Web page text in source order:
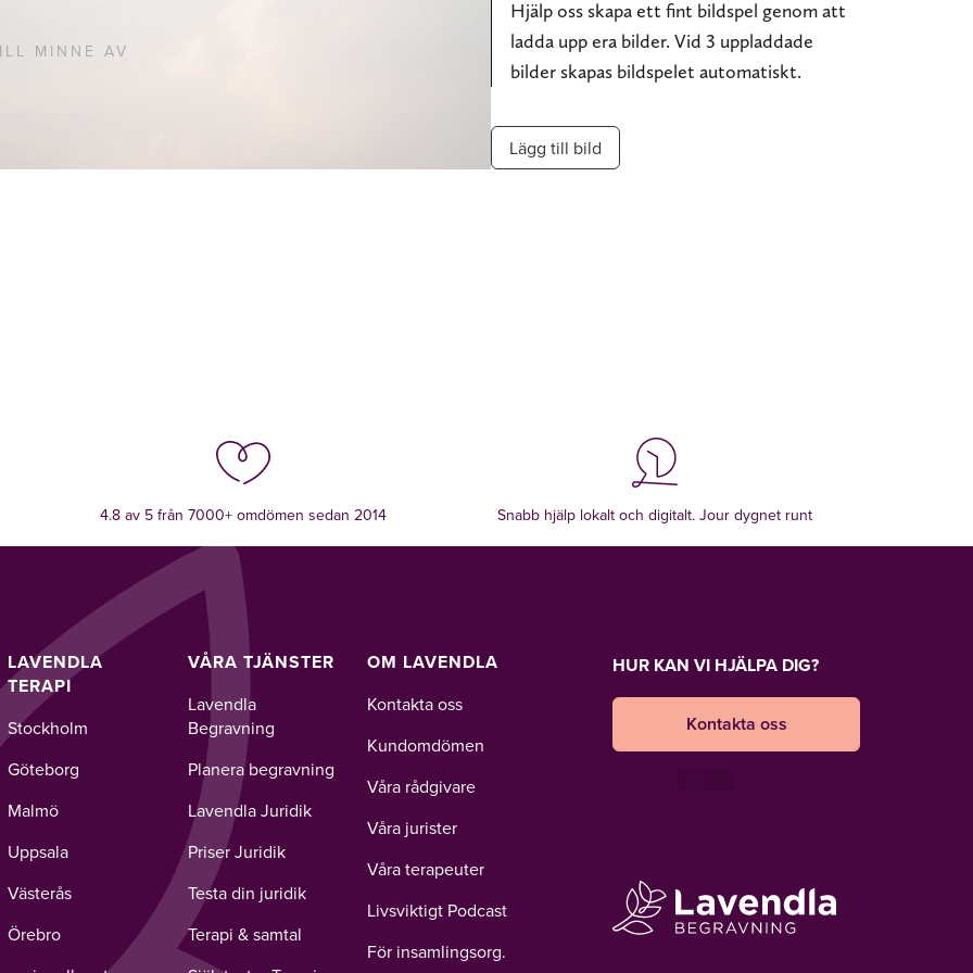
MINNE AV
Hjälp oss skapa ett fint bildspel genom att
ladda upp era bilder. Vid 3 uppladdade
bilder skapas bildspelet automatiskt.
Lägg till bild
4.8 av 5 från 7000+ omdömen sedan 2014 Snabb hjälp lokalt och digitalt. Jour dygnet runt
LAVENDLA
TERAPI
Stockholm
Göteborg
Malmö
Uppsala
Västerås
Örebro
VÅRA TJÄNSTER
Lavendla
Begravning
Planera begravning
Lavendla Juridik
Priser Juridik
Testa din juridik
Terapi & samtal
OM LAVENDLA
Kontakta oss
Kundomdömen
Våra rådgivare
Våra jurister
Våra terapeuter
Livsviktigt Podcast
För insamlingsorg.
HUR KAN VI HJÄLPA DIG?
Kontakta oss